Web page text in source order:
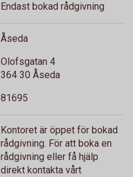
Endast bokad rådgivning
Åseda
Olofsgatan 4
364 30 Åseda
81695
Kontoret är öppet för bokad
rådgivning. För att boka en
rådgivning eller få hjälp
direkt kontakta vårt